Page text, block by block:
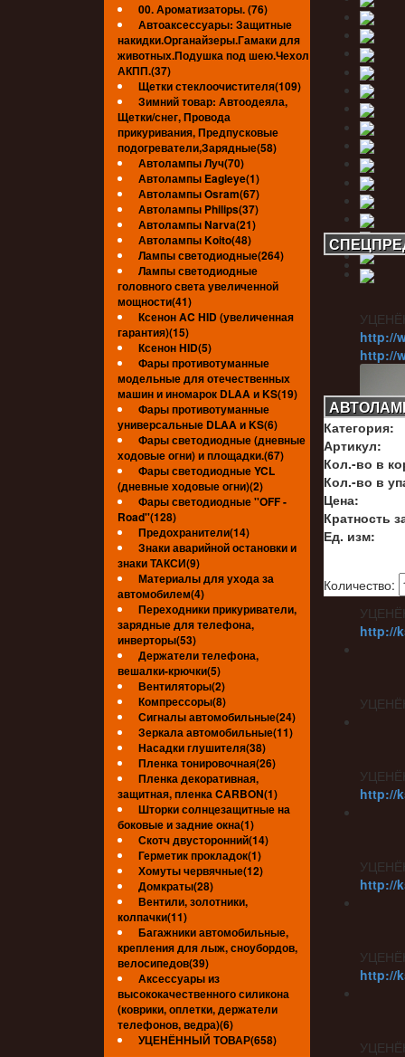
00. Ароматизаторы. (76)
Автоаксессуары: Защитные
накидки.Органайзеры.Гамаки для
животных.Подушка под шею.Чехол
АКПП.(37)
Щетки стеклоочистителя(109)
Зимний товар: Автоодеяла,
Щетки/снег, Провода
прикуривания, Предпусковые
подогреватели,Зарядные(58)
Автолампы Луч(70)
Автолампы Eagleye(1)
Автолампы Osram(67)
Автолампы Philips(37)
Автолампы Narva(21)
Автолампы Koito(48)
Лампы светодиодные(264)
Лампы светодиодные
головного света увеличенной
мощности(41)
Ксенон AC HID (увеличенная
гарантия)(15)
Ксенон HID(5)
Фары противотуманные
модельные для отечественных
машин и иномарок DLAA и KS(19)
Фары противотуманные
универсальные DLAA и KS(6)
Фары светодиодные (дневные
ходовые огни) и площадки.(67)
Фары светодиодные YCL
(дневные ходовые огни)(2)
Фары светодиодные ''OFF -
Road''(128)
Предохранители(14)
Знаки аварийной остановки и
знаки ТАКСИ(9)
Материалы для ухода за
автомобилем(4)
Переходники прикуриватели,
зарядные для телефона,
инверторы(53)
Держатели телефона,
вешалки-крючки(5)
Вентиляторы(2)
Компрессоры(8)
Сигналы автомобильные(24)
Зеркала автомобильные(11)
Насадки глушителя(38)
Пленка тонировочная(26)
Пленка декоративная,
защитная, пленка CARBON(1)
Шторки солнцезащитные на
боковые и задние окна(1)
Скотч двусторонний(14)
Герметик прокладок(1)
Хомуты червячные(12)
Домкраты(28)
Вентили, золотники,
колпачки(11)
Багажники автомобильные,
крепления для лыж, сноубордов,
велосипедов(39)
Аксессуары из
высококачественного силикона
(коврики, оплетки, держатели
телефонов, ведра)(6)
УЦЕНЁННЫЙ ТОВАР(658)
http://
http://
http://
http://
http://
http://
Категория:
Артикул:
Кол.-во в
Кол.-во в
Цена:
Кратность
Ед. изм:
Количество: